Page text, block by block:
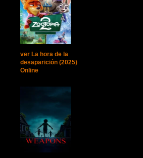
ver La hora de la
desaparición (2025)
Online